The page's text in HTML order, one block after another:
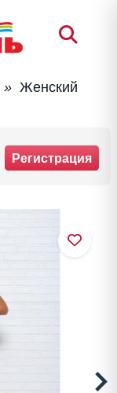
» Женский
Регистрация